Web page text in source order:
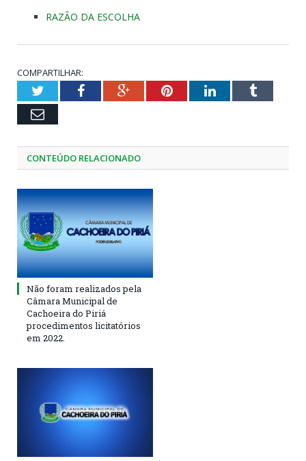
RAZÃO DA ESCOLHA
COMPARTILHAR:
TwitterFacebookGoogle+PinterestLinkedInTumblr
Email
CONTEÚDO RELACIONADO
Não foram realizados pela
Câmara Municipal de
Cachoeira do Piriá
procedimentos licitatórios
em 2022.